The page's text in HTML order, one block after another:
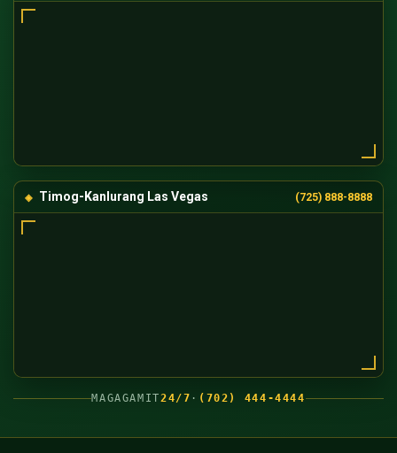
Timog-Kanlurang Las Vegas (725) 888-8888
MAGAGAMIT24/7 · (702) 444-4444